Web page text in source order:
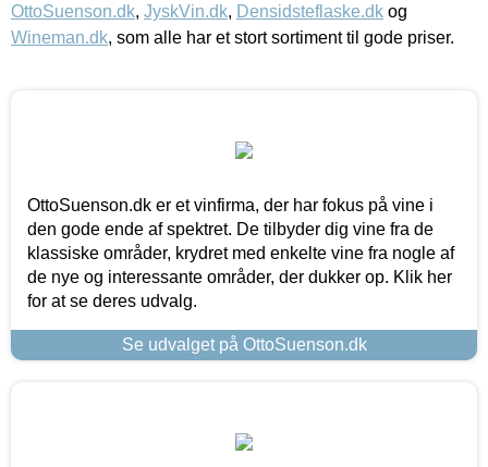
OttoSuenson.dk, JyskVin.dk, Densidsteflaske.dk og
Wineman.dk, som alle har et stort sortiment til gode priser.
OttoSuenson.dk er et vinfirma, der har fokus på vine i
den gode ende af spektret. De tilbyder dig vine fra de
klassiske områder, krydret med enkelte vine fra nogle af
de nye og interessante områder, der dukker op. Klik her
for at se deres udvalg.
Se udvalget på OttoSuenson.dk